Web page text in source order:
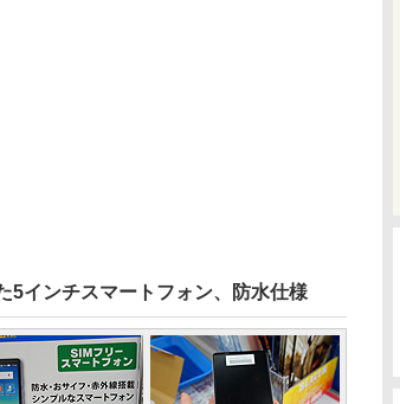
5インチスマートフォン、防水仕様